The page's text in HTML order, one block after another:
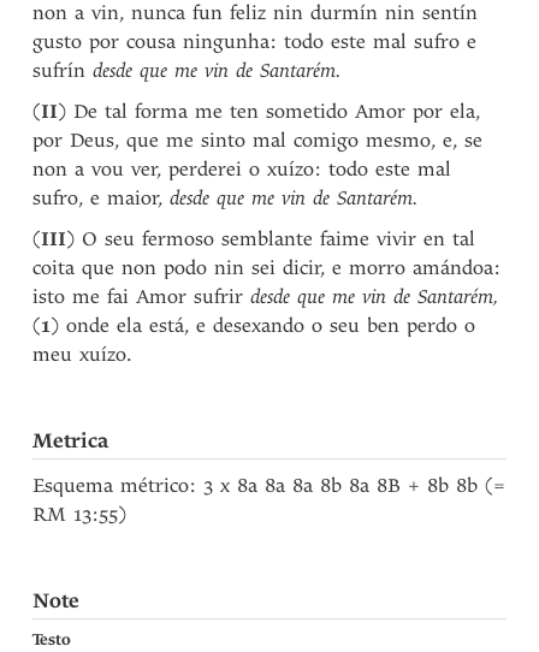
non a vin, nunca fun feliz nin durmín nin sentín
gusto por cousa ningunha: todo este mal sufro e
sufríndesde que me vin de Santarém.
(II) De tal forma me ten sometido Amor por ela,
por Deus, que me sinto mal comigo mesmo, e, se
non a vou ver, perderei o xuízo: todo este mal
sufro, e maior,desde que me vin de Santarém.
(III) O seu fermoso semblante faime vivir en tal
coita que non podo nin sei dicir, e morro amándoa:
isto me fai Amor sufrirdesde que me vin de Santarém,
(1) onde ela está, e desexando o seu ben perdo o
meu xuízo.
Metrica
Esquema métrico: 3 x 8a 8a 8a 8b 8a 8B + 8b 8b (=
RM 13:55)
Note
Testo